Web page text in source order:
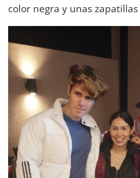
color negra y unas